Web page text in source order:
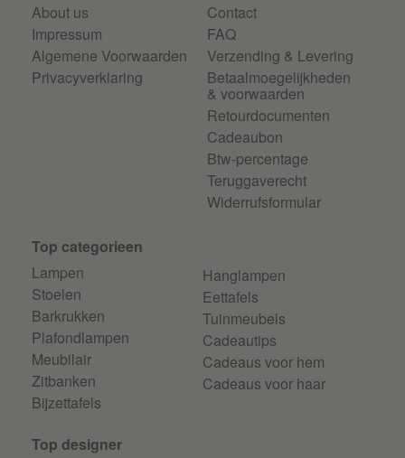
About us
Impressum
Algemene Voorwaarden
Privacyverklaring
Contact
FAQ
Verzending & Levering
Betaalmoegelijkheden
& voorwaarden
Retourdocumenten
Cadeaubon
Btw-percentage
Teruggaverecht
Widerrufsformular
Top categorieen
Lampen
Stoelen
Barkrukken
Plafondlampen
Meubilair
Zitbanken
Bijzettafels
Hanglampen
Eettafels
Tuinmeubels
Cadeautips
Cadeaus voor hem
Cadeaus voor haar
Top designer